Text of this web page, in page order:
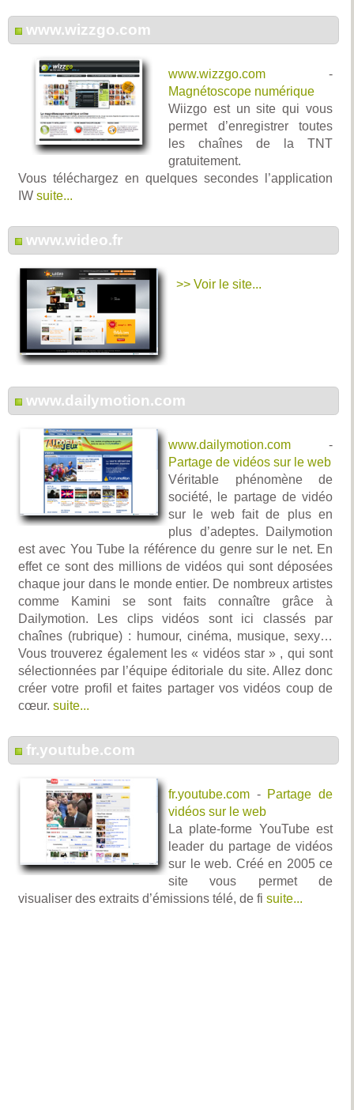
www.wizzgo.com
www.wizzgo.com -
Magnétoscope numérique
Wiizgo est un site qui vous
permet d’enregistrer toutes
les chaînes de la TNT
gratuitement.
Vous téléchargez en quelques secondes l’application
IW suite...
www.wideo.fr
>> Voir le site...
www.dailymotion.com
www.dailymotion.com -
Partage de vidéos sur le web
Véritable phénomène de
société, le partage de vidéo
sur le web fait de plus en
plus d’adeptes. Dailymotion
est avec You Tube la référence du genre sur le net. En
effet ce sont des millions de vidéos qui sont déposées
chaque jour dans le monde entier. De nombreux artistes
comme Kamini se sont faits connaître grâce à
Dailymotion. Les clips vidéos sont ici classés par
chaînes (rubrique) : humour, cinéma, musique, sexy…
Vous trouverez également les « vidéos star » , qui sont
sélectionnées par l’équipe éditoriale du site. Allez donc
créer votre profil et faites partager vos vidéos coup de
cœur. suite...
fr.youtube.com
fr.youtube.com - Partage de
vidéos sur le web
La plate-forme YouTube est
leader du partage de vidéos
sur le web. Créé en 2005 ce
site vous permet de
visualiser des extraits d’émissions télé, de fi suite...